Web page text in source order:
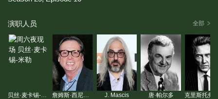
演职人员 全部
J. Mascis
唐·帕尔多